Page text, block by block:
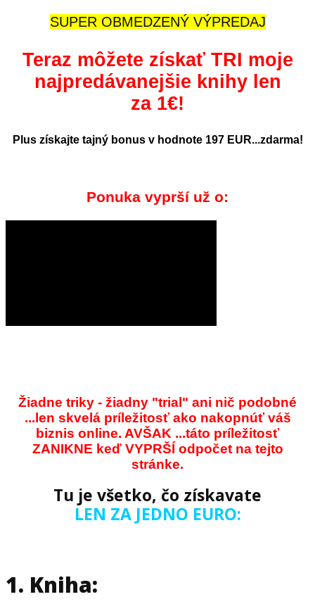
SUPER OBMEDZENÝ VÝPREDAJ
Teraz môžete získať TRI moje
najpredávanejšie knihy len
za 1€!
Plus získajte tajný bonus v hodnote 197 EUR...zdarma!
Ponuka vyprší už o:
Žiadne triky - žiadny "trial" ani nič podobné
...len skvelá príležitosť ako nakopnúť váš
biznis online. AVŠAK ...táto príležitosť
ZANIKNE keď VYPRŠÍ odpočet na tejto
stránke.
Tu je všetko, čo získavate
LEN ZA JEDNO EURO:
1. Kniha: